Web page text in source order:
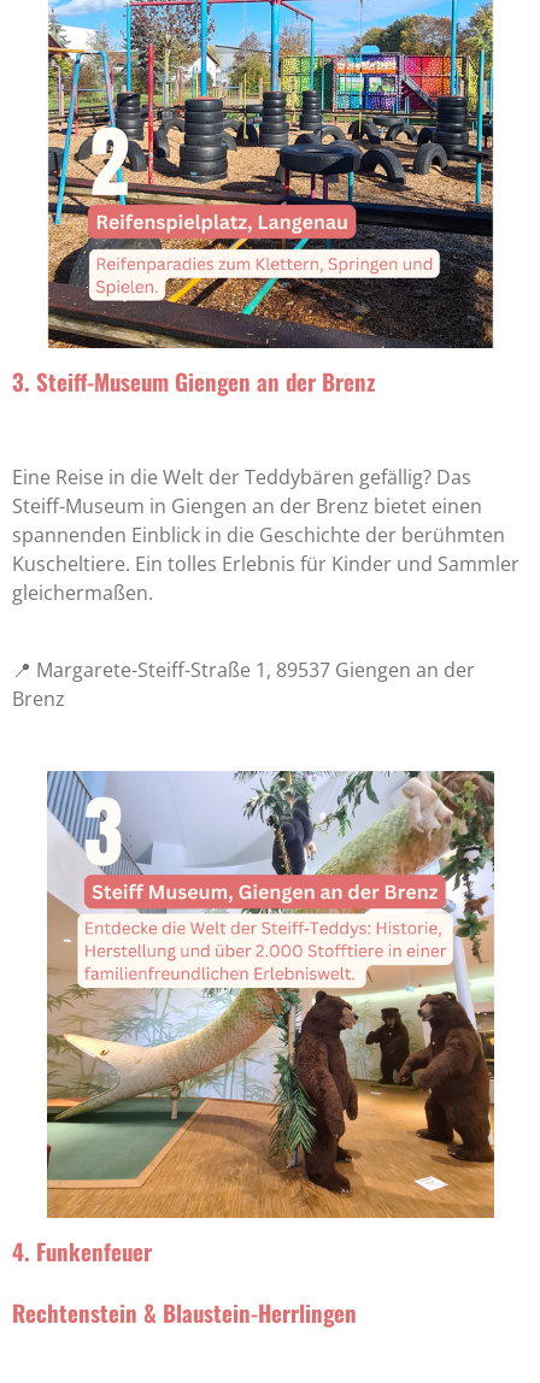
3. Steiff-Museum Giengen an der Brenz
Eine Reise in die Welt der Teddybären gefällig? Das
Steiff-Museum in Giengen an der Brenz bietet einen
spannenden Einblick in die Geschichte der berühmten
Kuscheltiere. Ein tolles Erlebnis für Kinder und Sammler
gleichermaßen.
📍 Margarete-Steiff-Straße 1, 89537 Giengen an der
Brenz
4. Funkenfeuer
Rechtenstein & Blaustein-Herrlingen